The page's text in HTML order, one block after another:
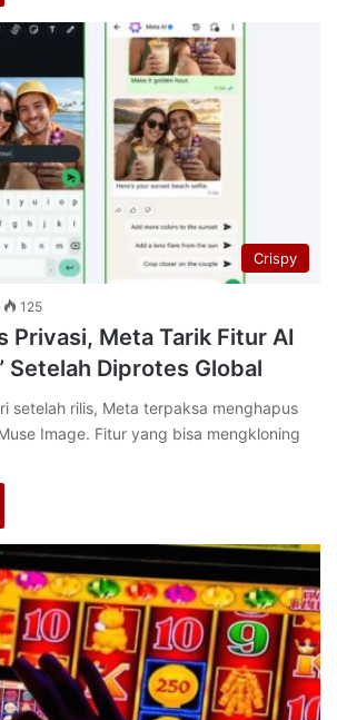
Crispy
125
Privasi, Meta Tarik Fitur AI
Setelah Diprotes Global
setelah rilis, Meta terpaksa menghapus
Image. Fitur yang bisa mengkloning